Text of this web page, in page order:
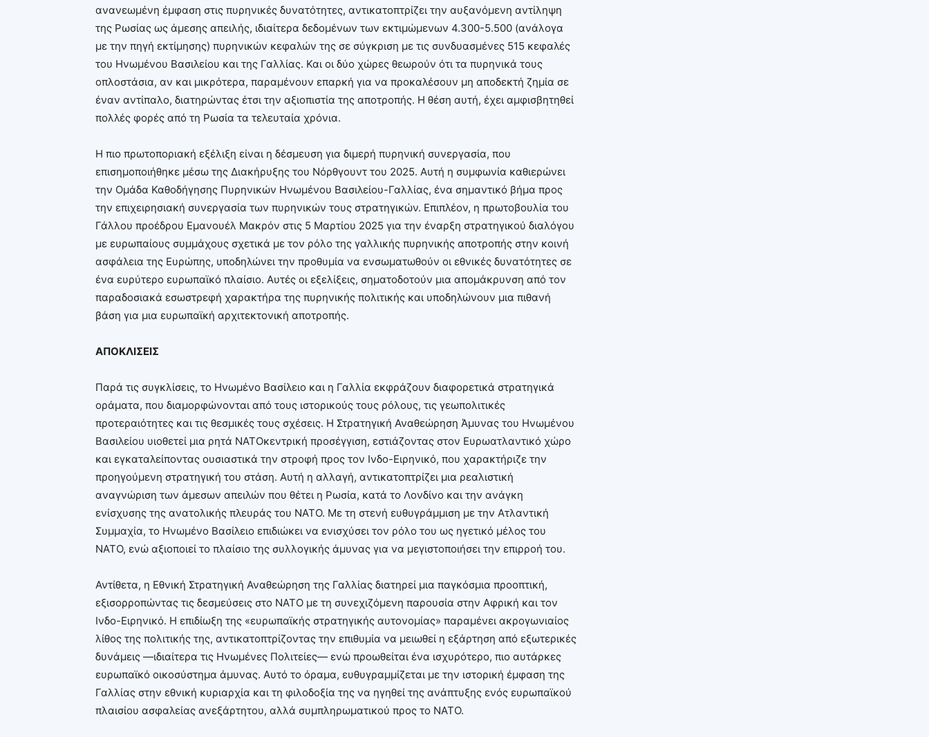
ανανεωμένη έμφαση στις πυρηνικές δυνατότητες, αντικατοπτρίζει την αυξανόμενη αντίληψη
της Ρωσίας ως άμεσης απειλής, ιδιαίτερα δεδομένων των εκτιμώμενων 4.300-5.500 (ανάλογα
με την πηγή εκτίμησης) πυρηνικών κεφαλών της σε σύγκριση με τις συνδυασμένες 515 κεφαλές
του Ηνωμένου Βασιλείου και της Γαλλίας. Και οι δύο χώρες θεωρούν ότι τα πυρηνικά τους
οπλοστάσια, αν και μικρότερα, παραμένουν επαρκή για να προκαλέσουν μη αποδεκτή ζημία σε
έναν αντίπαλο, διατηρώντας έτσι την αξιοπιστία της αποτροπής. Η θέση αυτή, έχει αμφισβητηθεί
πολλές φορές από τη Ρωσία τα τελευταία χρόνια.
Η πιο πρωτοποριακή εξέλιξη είναι η δέσμευση για διμερή πυρηνική συνεργασία, που
επισημοποιήθηκε μέσω της Διακήρυξης του Νόρθγουντ του 2025. Αυτή η συμφωνία καθιερώνει
την Ομάδα Καθοδήγησης Πυρηνικών Ηνωμένου Βασιλείου-Γαλλίας, ένα σημαντικό βήμα προς
την επιχειρησιακή συνεργασία των πυρηνικών τους στρατηγικών. Επιπλέον, η πρωτοβουλία του
Γάλλου προέδρου Εμανουέλ Μακρόν στις 5 Μαρτίου 2025 για την έναρξη στρατηγικού διαλόγου
με ευρωπαίους συμμάχους σχετικά με τον ρόλο της γαλλικής πυρηνικής αποτροπής στην κοινή
ασφάλεια της Ευρώπης, υποδηλώνει την προθυμία να ενσωματωθούν οι εθνικές δυνατότητες σε
ένα ευρύτερο ευρωπαϊκό πλαίσιο. Αυτές οι εξελίξεις, σηματοδοτούν μια απομάκρυνση από τον
παραδοσιακά εσωστρεφή χαρακτήρα της πυρηνικής πολιτικής και υποδηλώνουν μια πιθανή
βάση για μια ευρωπαϊκή αρχιτεκτονική αποτροπής.
ΑΠΟΚΛΙΣΕΙΣ
Παρά τις συγκλίσεις, το Ηνωμένο Βασίλειο και η Γαλλία εκφράζουν διαφορετικά στρατηγικά
οράματα, που διαμορφώνονται από τους ιστορικούς τους ρόλους, τις γεωπολιτικές
προτεραιότητες και τις θεσμικές τους σχέσεις. Η Στρατηγική Αναθεώρηση Άμυνας του Ηνωμένου
Βασιλείου υιοθετεί μια ρητά ΝΑΤΟκεντρική προσέγγιση, εστιάζοντας στον Ευρωατλαντικό χώρο
και εγκαταλείποντας ουσιαστικά την στροφή προς τον Ινδο-Ειρηνικό, που χαρακτήριζε την
προηγούμενη στρατηγική του στάση. Αυτή η αλλαγή, αντικατοπτρίζει μια ρεαλιστική
αναγνώριση των άμεσων απειλών που θέτει η Ρωσία, κατά το Λονδίνο και την ανάγκη
ενίσχυσης της ανατολικής πλευράς του ΝΑΤΟ. Με τη στενή ευθυγράμμιση με την Ατλαντική
Συμμαχία, το Ηνωμένο Βασίλειο επιδιώκει να ενισχύσει τον ρόλο του ως ηγετικό μέλος του
ΝΑΤΟ, ενώ αξιοποιεί το πλαίσιο της συλλογικής άμυνας για να μεγιστοποιήσει την επιρροή του.
Αντίθετα, η Εθνική Στρατηγική Αναθεώρηση της Γαλλίας διατηρεί μια παγκόσμια προοπτική,
εξισορροπώντας τις δεσμεύσεις στο ΝΑΤΟ με τη συνεχιζόμενη παρουσία στην Αφρική και τον
Ινδο-Ειρηνικό. Η επιδίωξη της «ευρωπαϊκής στρατηγικής αυτονομίας» παραμένει ακρογωνιαίος
λίθος της πολιτικής της, αντικατοπτρίζοντας την επιθυμία να μειωθεί η εξάρτηση από εξωτερικές
δυνάμεις —ιδιαίτερα τις Ηνωμένες Πολιτείες— ενώ προωθείται ένα ισχυρότερο, πιο αυτάρκες
ευρωπαϊκό οικοσύστημα άμυνας. Αυτό το όραμα, ευθυγραμμίζεται με την ιστορική έμφαση της
Γαλλίας στην εθνική κυριαρχία και τη φιλοδοξία της να ηγηθεί της ανάπτυξης ενός ευρωπαϊκού
πλαισίου ασφαλείας ανεξάρτητου, αλλά συμπληρωματικού προς το ΝΑΤΟ.